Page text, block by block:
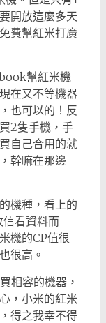
開放這麼多天
費幫紅米打廣
幫紅米機
在又不等機器
也可以的！反
2隻手機，手
自己合用的就
幹嘛在那邊
機種，看上的
看資料而
機的CP值很
很高。
相容的機器，
，小米的紅米
得之我幸不得